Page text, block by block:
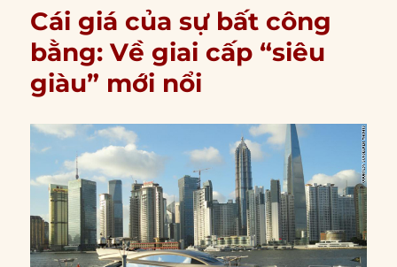
Cái giá của sự bất công
bằng: Về giai cấp “siêu
giàu” mới nổi